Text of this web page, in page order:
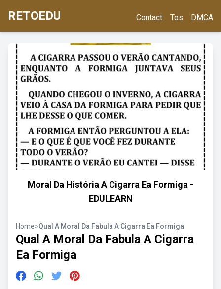
RETOEDU Contact Tos DMCA
Moral Da História A Cigarra Ea Formiga -
EDULEARN
Home>Qual A Moral Da Fabula A Cigarra Ea Formiga
Qual A Moral Da Fabula A Cigarra
Ea Formiga